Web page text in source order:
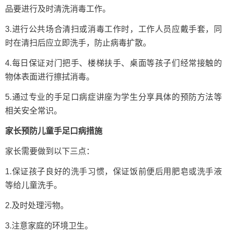
品要进行及时清洗消毒工作。
3.进行公共场合清扫或消毒工作时，工作人员应戴手套，同
时在清扫后应立即洗手，防止病毒扩散。
4.每日保证对门把手、楼梯扶手、桌面等孩子们经常接触的
物体表面进行擦拭消毒。
5.通过专业的手足口病症讲座为学生分享具体的预防方法等
相关安全常识。
家长预防儿童手足口病措施
家长需要做到以下三点：
1.保证孩子良好的洗手习惯，保证饭前便后用肥皂或洗手液
等给儿童洗手。
2.及时处理污物。
3.注意家庭的环境卫生。